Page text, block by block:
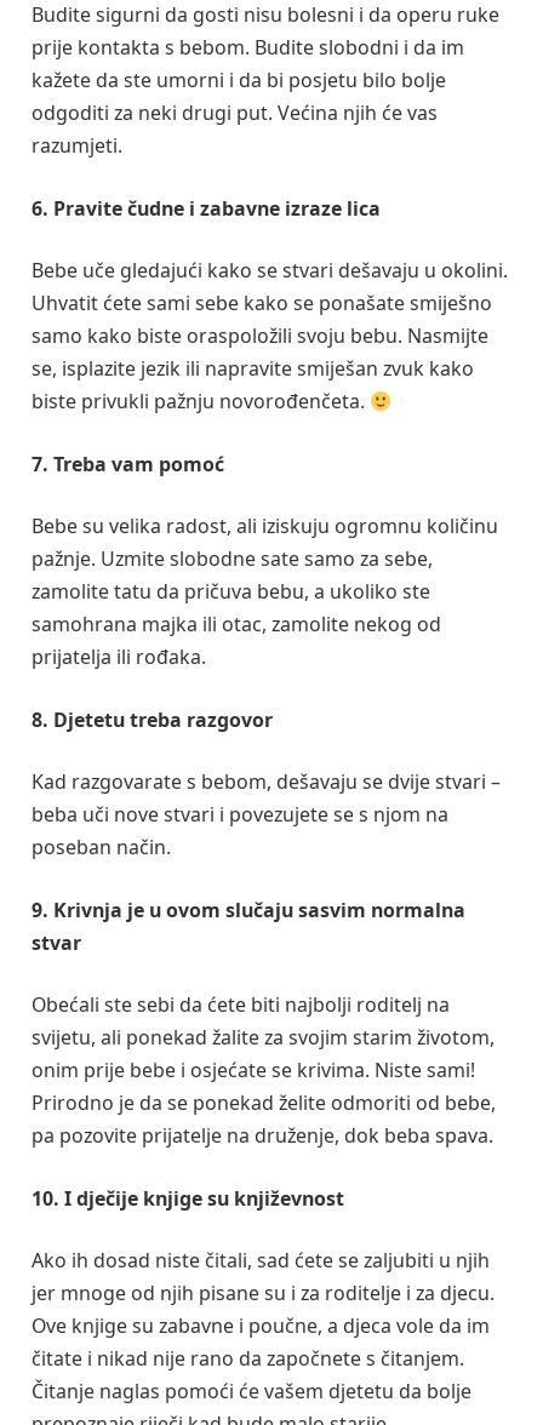
Budite sigurni da gosti nisu bolesni i da operu ruke
prije kontakta s bebom. Budite slobodni i da im
kažete da ste umorni i da bi posjetu bilo bolje
odgoditi za neki drugi put. Većina njih će vas
razumjeti.
6. Pravite čudne i zabavne izraze lica
Bebe uče gledajući kako se stvari dešavaju u okolini.
Uhvatit ćete sami sebe kako se ponašate smiješno
samo kako biste oraspoložili svoju bebu. Nasmijte
se, isplazite jezik ili napravite smiješan zvuk kako
biste privukli pažnju novorođenčeta.
7. Treba vam pomoć
Bebe su velika radost, ali iziskuju ogromnu količinu
pažnje. Uzmite slobodne sate samo za sebe,
zamolite tatu da pričuva bebu, a ukoliko ste
samohrana majka ili otac, zamolite nekog od
prijatelja ili rođaka.
8. Djetetu treba razgovor
Kad razgovarate s bebom, dešavaju se dvije stvari –
beba uči nove stvari i povezujete se s njom na
poseban način.
9. Krivnja je u ovom slučaju sasvim normalna
stvar
Obećali ste sebi da ćete biti najbolji roditelj na
svijetu, ali ponekad žalite za svojim starim životom,
onim prije bebe i osjećate se krivima. Niste sami!
Prirodno je da se ponekad želite odmoriti od bebe,
pa pozovite prijatelje na druženje, dok beba spava.
10. I dječije knjige su književnost
Ako ih dosad niste čitali, sad ćete se zaljubiti u njih
jer mnoge od njih pisane su i za roditelje i za djecu.
Ove knjige su zabavne i poučne, a djeca vole da im
čitate i nikad nije rano da započnete s čitanjem.
Čitanje naglas pomoći će vašem djetetu da bolje